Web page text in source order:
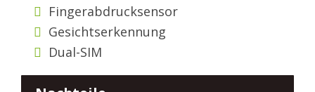
Fingerabdrucksensor
Gesichtserkennung
Dual-SIM